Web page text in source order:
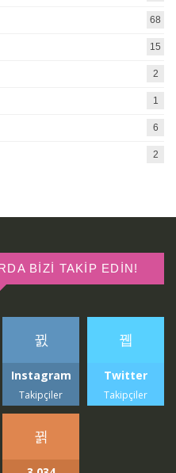
68
15
2
1
6
2
BIZI TAKIP EDIN!
Instagram
Takipçiler
Twitter
Takipçiler